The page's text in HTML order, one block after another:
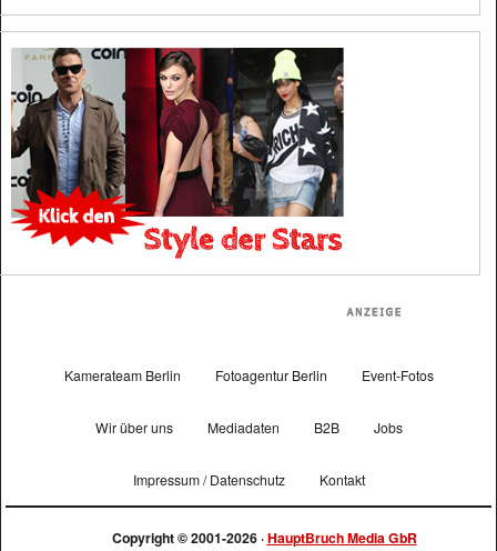
Kamerateam Berlin Fotoagentur Berlin Event-Fotos
Wir über uns Mediadaten B2B Jobs
Impressum / Datenschutz Kontakt
Copyright © 2001-2026 ·HauptBruch Media GbR